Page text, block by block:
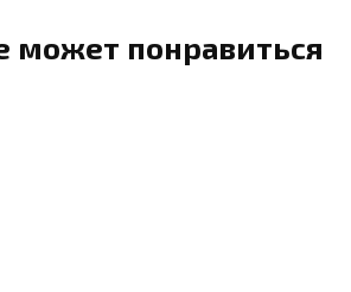
может понравиться